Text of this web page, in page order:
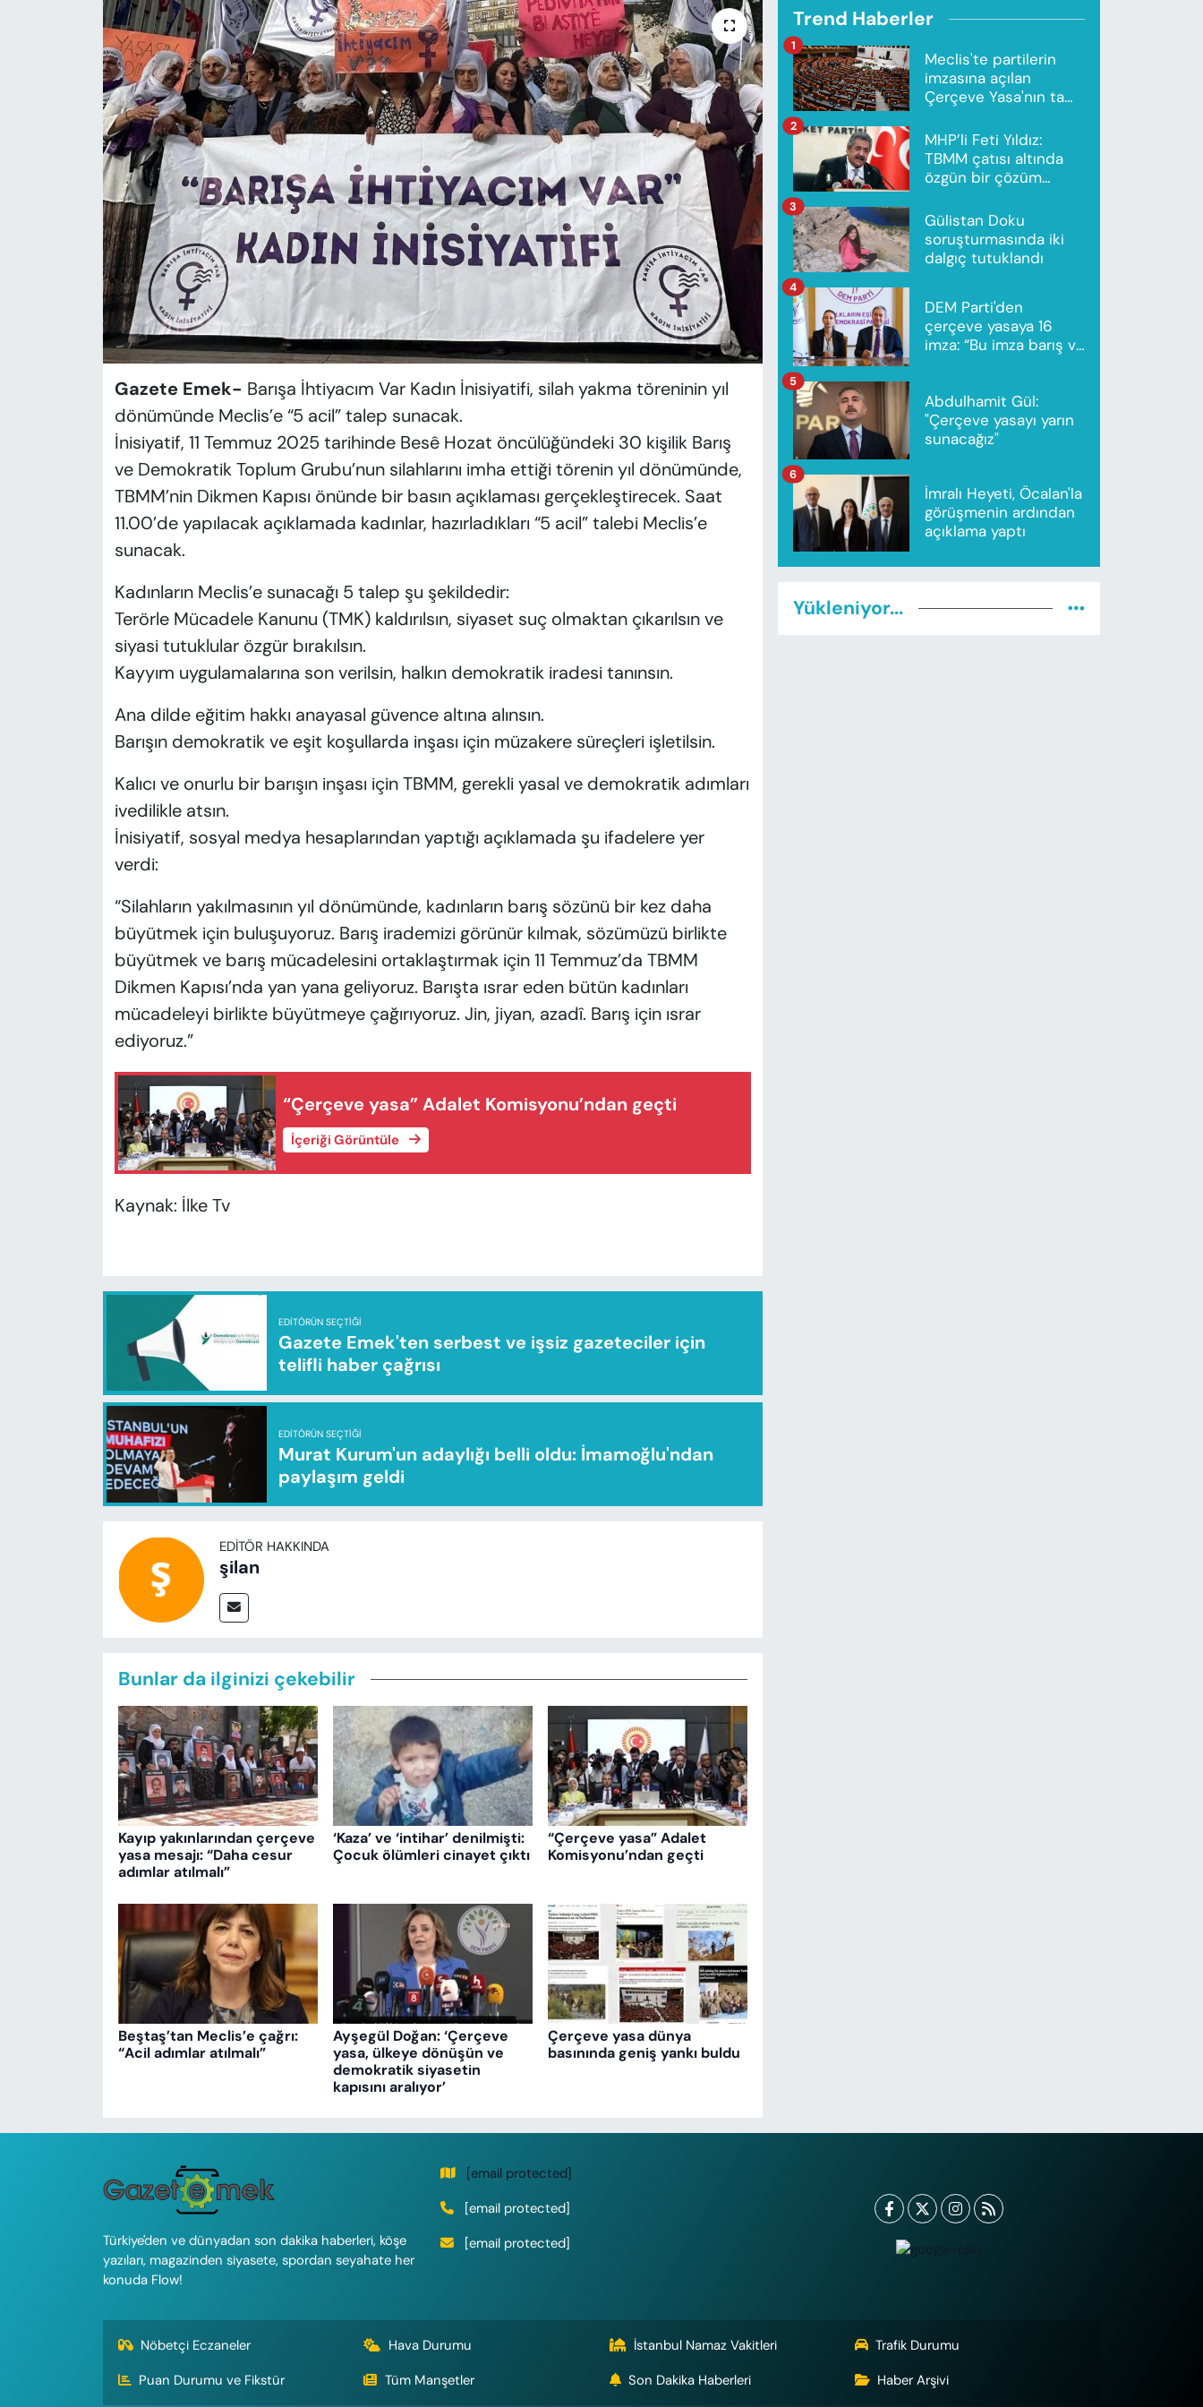
Gazete Emek- Barışa İhtiyacım Var Kadın İnisiyatifi, silah yakma töreninin yıl
dönümünde Meclis’e “5 acil” talep sunacak.
İnisiyatif, 11 Temmuz 2025 tarihinde Besê Hozat öncülüğündeki 30 kişilik Barış
ve Demokratik Toplum Grubu’nun silahlarını imha ettiği törenin yıl dönümünde,
TBMM’nin Dikmen Kapısı önünde bir basın açıklaması gerçekleştirecek. Saat
11.00’de yapılacak açıklamada kadınlar, hazırladıkları “5 acil” talebi Meclis’e
sunacak.
Kadınların Meclis’e sunacağı 5 talep şu şekildedir:
Terörle Mücadele Kanunu (TMK) kaldırılsın, siyaset suç olmaktan çıkarılsın ve
siyasi tutuklular özgür bırakılsın.
Kayyım uygulamalarına son verilsin, halkın demokratik iradesi tanınsın.
Ana dilde eğitim hakkı anayasal güvence altına alınsın.
Barışın demokratik ve eşit koşullarda inşası için müzakere süreçleri işletilsin.
Kalıcı ve onurlu bir barışın inşası için TBMM, gerekli yasal ve demokratik adımları
ivedilikle atsın.
İnisiyatif, sosyal medya hesaplarından yaptığı açıklamada şu ifadelere yer
verdi:
“Silahların yakılmasının yıl dönümünde, kadınların barış sözünü bir kez daha
büyütmek için buluşuyoruz. Barış irademizi görünür kılmak, sözümüzü birlikte
büyütmek ve barış mücadelesini ortaklaştırmak için 11 Temmuz’da TBMM
Dikmen Kapısı’nda yan yana geliyoruz. Barışta ısrar eden bütün kadınları
mücadeleyi birlikte büyütmeye çağırıyoruz. Jin, jiyan, azadî. Barış için ısrar
ediyoruz.”
“Çerçeve yasa” Adalet Komisyonu’ndan geçti
İçeriği Görüntüle
Kaynak: İlke Tv
EDITÖRÜN SEÇTIĞI
Gazete Emek'ten serbest ve işsiz gazeteciler için
telifli haber çağrısı
EDITÖRÜN SEÇTIĞI
Murat Kurum'un adaylığı belli oldu: İmamoğlu'ndan
paylaşım geldi
EDITÖR HAKKINDA
şilan
Bunlar da ilginizi çekebilir
Kayıp yakınlarından çerçeve
yasa mesajı: “Daha cesur
adımlar atılmalı”
‘Kaza’ ve ‘intihar’ denilmişti:
Çocuk ölümleri cinayet çıktı
“Çerçeve yasa” Adalet
Komisyonu’ndan geçti
Beştaş’tan Meclis’e çağrı:
“Acil adımlar atılmalı”
Ayşegül Doğan: ‘Çerçeve
yasa, ülkeye dönüşün ve
demokratik siyasetin
kapısını aralıyor’
Çerçeve yasa dünya
basınında geniş yankı buldu
Trend Haberler
Meclis'te partilerin
imzasına açılan
Çerçeve Yasa'nın tam
1
MHP’li Feti Yıldız:
TBMM çatısı altında
özgün bir çözüm
2
Gülistan Doku
soruşturmasında iki
dalgıç tutuklandı
3
DEM Parti'den
çerçeve yasaya 16
imza: “Bu imza barış ve
4
Abdulhamit Gül:
"Çerçeve yasayı yarın
sunacağız"
5
İmralı Heyeti, Öcalan'la
görüşmenin ardından
açıklama yaptı
6
Yükleniyor...
Türkiye'den ve dünyadan son dakika haberleri, köşe
yazıları, magazinden siyasete, spordan seyahate her
konuda Flow!
[email protected]
[email protected]
[email protected]
Nöbetçi Eczaneler Hava Durumu İstanbul Namaz Vakitleri
Trafik Durumu
Puan Durumu ve Fikstür
Tüm Manşetler Son Dakika Haberleri Haber Arşivi
SAĞLIK
KÜLTÜR-SANAT
MAGAZİN
ÖZEL HABER
YAZAR KÖŞESİ
SİYASET